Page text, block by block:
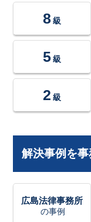
8 級
5 級
2 級
解決事例を
広島法律事務所
の事例